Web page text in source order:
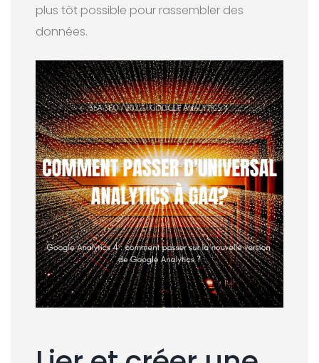
plus tôt possible pour rassembler des
données.